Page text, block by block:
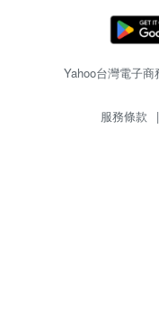
Yahoo台灣電子
服務條款 |